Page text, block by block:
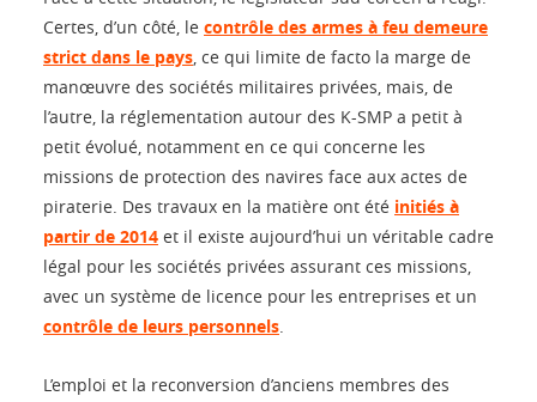
Certes, d’un côté, le contrôle des armes à feu demeure
strict dans le pays , ce qui limite de facto la marge de
manœuvre des sociétés militaires privées, mais, de
l’autre, la réglementation autour des K-SMP a petit à
petit évolué, notamment en ce qui concerne les
missions de protection des navires face aux actes de
piraterie. Des travaux en la matière ont été initiés à
partir de 2014 et il existe aujourd’hui un véritable cadre
légal pour les sociétés privées assurant ces missions,
avec un système de licence pour les entreprises et un
contrôle de leurs personnels
L’emploi et la reconversion d’anciens membres des